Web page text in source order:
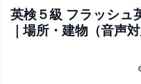
英検５級 フラッシュ
｜場所・建物（音声対